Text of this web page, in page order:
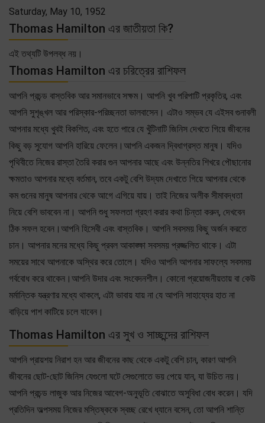
Saturday, May 10, 1952
Thomas Hamilton এর জাতীয়তা কি?
এই তথ্যটি উপলব্ধ নয়।
Thomas Hamilton এর চরিত্রের রাশিফল
আপনি প্রচন্ড বাস্তবিক আর সমানভাবে সক্ষম। আপনি খুব পরিপাটি প্রকৃতির, এবং
আপনি সুশৃঙ্খল আর পরিস্কার-পরিচ্ছনতা ভালবাসেন। এটাও সম্ভব যে এইসব গুনাবলী
আপনার মধ্যে খুবই বিকশিত, এবং হতে পারে যে খুঁটিনাটি জিনিস দেখতে গিয়ে জীবনের
কিছু বড় সুযোগ আপনি হারিয়ে ফেলেন।আপনি একজন দ্বিধাগ্রস্ত মানুষ। যদিও
পৃথিবীতে নিজের রাস্তা তৈরি করার গুন আপনার আছে এবং উন্নতির শিখরে পৌছানোর
ক্ষমতাও আপনার মধ্যে বর্তমান, তবে একটু বেশি উদ্যম দেখাতে গিয়ে আপনার থেকে
কম গুনের মানুষ আপনার থেকে আগে এগিয়ে যায়। তাই নিজের অলীক সীমাবদ্ধতা
নিয়ে বেশি ভাববেন না। আপনি শুধু সফলতা গ্রহণ করার কথা চিন্তা করুন, দেখবেন
ঠিক সফল হবেন।আপনি হিসেবী এবং বাস্তবিক। আপনি সবসময় কিছু অর্জন করতে
চান। আপনার মনের মধ্যে কিছু প্রবল আকাঙ্ক্ষা সবসময় প্রজ্জলিত থাকে। এটা
সময়ের সাথে আপনাকে অস্থির করে তোলে। যদিও আপনি আপনার সাফল্যে সবসময়
গর্ববোধ করে থাকেন।আপনি উদার এবং সংবেদনশীল। কোনো প্রয়োজনীয়তায় বা কেউ
মর্মান্তিক যন্ত্রণার মধ্যে থাকলে, এটা ভাবায় যায় না যে আপনি সাহায্যের হাত না
বাড়িয়ে পাশ কাটিয়ে চলে যাবেন।
Thomas Hamilton এর সুখ ও সাচ্ছন্দের রাশিফল
আপনি প্রায়শয় নিরাশ হন আর জীবনের কাছ থেকে একটু বেশি চান, কারণ আপনি
জীবনের ছোট-ছোট জিনিস যেগুলো ঘটে সেগুলোতে ভয় পেয়ে যান, যা উচিত নয়।
আপনি প্রচন্ড লাজুক আর নিজের আবেগ-অনুভূতি বোঝাতে অসুবিধা বোধ করেন। যদি
প্রতিদিন অল্পসময় নিজের মস্তিষ্ককে স্বচ্ছ রেখে ধ্যানে বসেন, তো আপনি শান্তি